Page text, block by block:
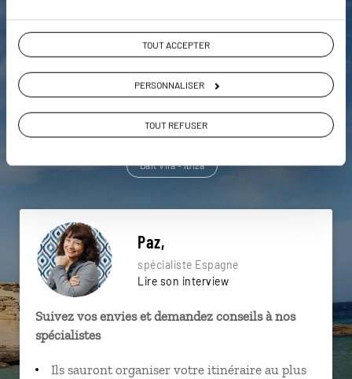
TOUT ACCEPTER
PERSONNALISER
TOUT REFUSER
Sant Agusti des Vedra - Ibiza Dalt Vila - Ibiza
Dalt Vila - Ibiza
Paz,
spécialiste Espagne
Lire son interview
Suivez vos envies et demandez conseils à nos
spécialistes
Ils sauront organiser votre itinéraire au plus